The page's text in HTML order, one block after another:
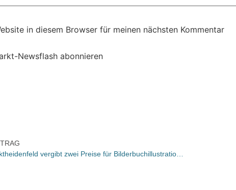
in diesem Browser für meinen nächsten Kommentar
Newsflash abonnieren
Die Stadt Marktheidenfeld vergibt zwei Preise für Bilderbuchillustration / Publikation des Gewinnertitels bei Fischer Schatzinsel